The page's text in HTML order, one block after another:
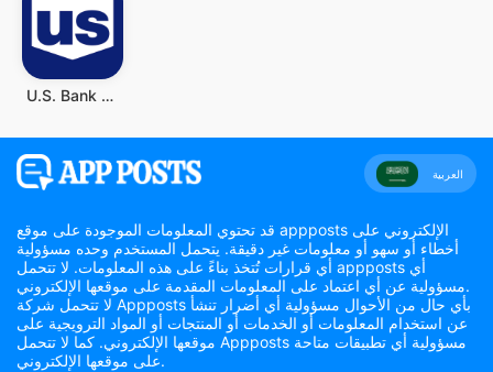
U.S. Bank Mobile Banking
العربية
قد تحتوي المعلومات الموجودة على موقع appposts الإلكتروني على
أخطاء أو سهو أو معلومات غير دقيقة. يتحمل المستخدم وحده مسؤولية
أي قرارات تُتخذ بناءً على هذه المعلومات. لا تتحمل appposts أي
مسؤولية عن أي اعتماد على المعلومات المقدمة على موقعها الإلكتروني.
لا تتحمل شركة Appposts بأي حال من الأحوال مسؤولية أي أضرار تنشأ
عن استخدام المعلومات أو الخدمات أو المنتجات أو المواد الترويجية على
موقعها الإلكتروني. كما لا تتحمل Appposts مسؤولية أي تطبيقات متاحة
على موقعها الإلكتروني.